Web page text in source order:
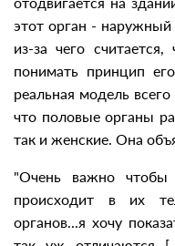
этот орган - наружный
из-за чего
понимать принцип
реальная модель
что половые органы
так и женские. Она
"Очень важно
происходит в их
органов...я хочу